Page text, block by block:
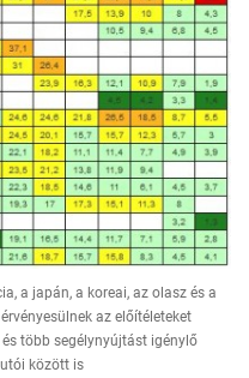
a japán, a koreai, az olasz és a
az előítéleteket
több segélynyújtást igénylő
között is